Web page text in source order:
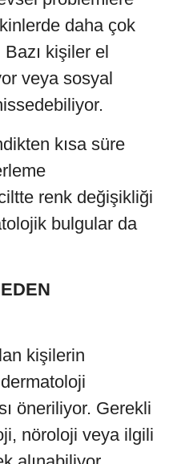
daha çok
kişiler el
veya sosyal
kısa süre
renk değişikliği
bulgular da
kişilerin
öneriliyor. Gerekli
nöroloji veya ilgili